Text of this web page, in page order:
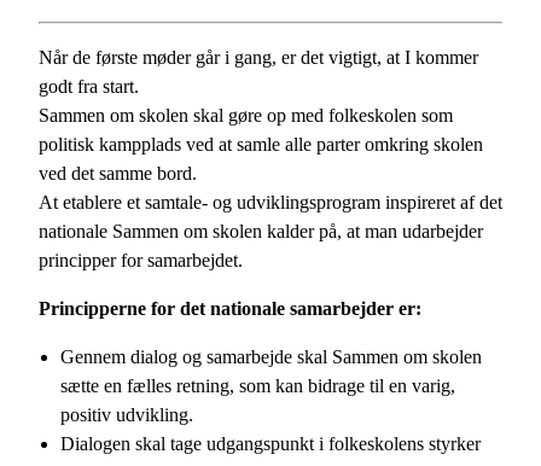
Når de første møder går i gang, er det vigtigt, at I kommer
godt fra start.
Sammen om skolen skal gøre op med folkeskolen som
politisk kampplads ved at samle alle parter omkring skolen
ved det samme bord.
At etablere et samtale- og udviklingsprogram inspireret af det
nationale Sammen om skolen kalder på, at man udarbejder
principper for samarbejdet.
Principperne for det nationale samarbejder er:
Gennem dialog og samarbejde skal Sammen om skolen
sætte en fælles retning, som kan bidrage til en varig,
positiv udvikling.
Dialogen skal tage udgangspunkt i folkeskolens styrker